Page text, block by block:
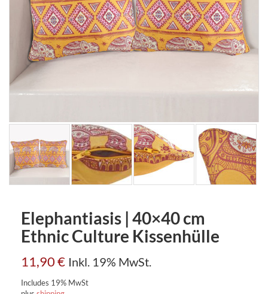
Elephantiasis | 40×40 cm
Ethnic Culture Kissenhülle
11,90€ Inkl. 19% MwSt.
Includes 19% MwSt